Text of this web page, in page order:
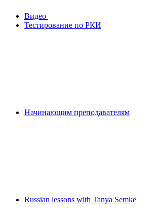
Видео
Тестирование по РКИ
Начинающим преподавателям
Russian lessons with Tanya Semke